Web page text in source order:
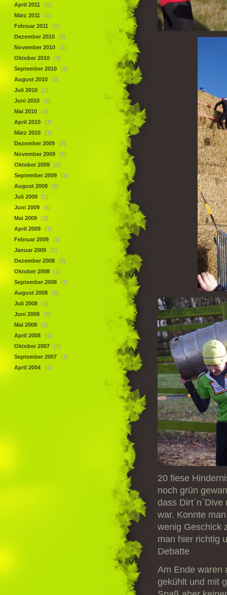
20 fiese
noch grün
dass Dirt`n`Dive
war. Konnte
wenig Geschick
man hier richtig
Debatte
Am Ende waren
gekühlt und mit
April 2011
(1)
März 2011
(1)
Februar 2011
(1)
Dezember 2010
(3)
November 2010
(1)
Oktober 2010
(3)
September 2010
(2)
August 2010
(3)
Juli 2010
(1)
Juni 2010
(2)
Mai 2010
(4)
April 2010
(3)
März 2010
(1)
Dezember 2009
(2)
November 2009
(1)
Oktober 2009
(2)
September 2009
(1)
August 2009
(2)
Juli 2009
(1)
Juni 2009
(1)
Mai 2009
(3)
April 2009
(1)
Februar 2009
(1)
Januar 2009
(1)
Dezember 2008
(2)
Oktober 2008
(1)
September 2008
(1)
August 2008
(2)
Juli 2008
(1)
Juni 2008
(3)
Mai 2008
(1)
April 2008
(1)
Oktober 2007
(1)
September 2007
(1)
April 2004
(1)